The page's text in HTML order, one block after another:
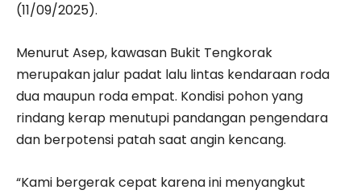
(11/09/2025).
Menurut Asep, kawasan Bukit Tengkorak
merupakan jalur padat lalu lintas kendaraan roda
dua maupun roda empat. Kondisi pohon yang
rindang kerap menutupi pandangan pengendara
dan berpotensi patah saat angin kencang.
“Kami bergerak cepat karena ini menyangkut